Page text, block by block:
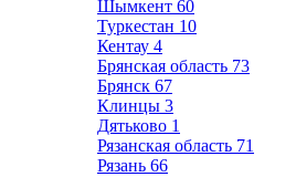
Шымкент 60
Туркестан 10
Кентау 4
Брянская область 73
Брянск 67
Клинцы 3
Дятьково 1
Рязанская область 71
Рязань 66